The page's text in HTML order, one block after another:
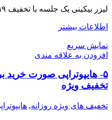
لیزر بیکینی یک جلسه با تخفیف ۹۹ هزار تومان
اطلاعات بیشتر
نمایش سریع
افزودن به علاقه مندی
تخفیف ویژه
تخفیف های ویژه روزانه,